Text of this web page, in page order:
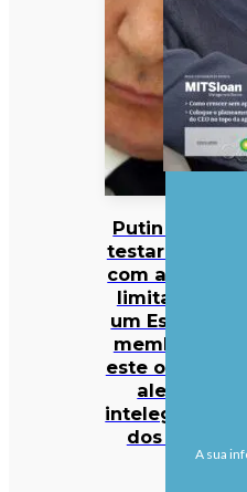
Putin pode
testar NATO
com ataque
limitado a
um Estado-
membro já
este outono,
alerta
intelegência
dos EUA
A sua